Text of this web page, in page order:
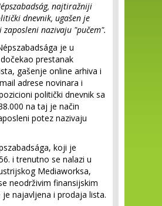
najtiražniji
dnevnik, ugašen je
nazivaju "pučem".
je u
prestanak
gašenje online arhiva i
adrese novinara i
politički dnevnik sa
na taj je način
potez nazivaju
koji je
i trenutno se nalazi u
Mediaworksa,
neodrživim finansijskim
je najavljena i prodaja lista.